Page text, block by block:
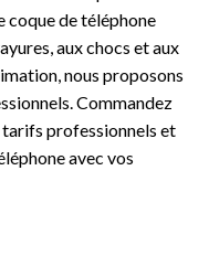
coque de téléphone
aux chocs et aux
nous proposons
Commandez
professionnels et
avec vos